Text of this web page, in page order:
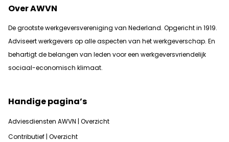
Over AWVN
De grootste werkgeversvereniging van Nederland. Opgericht in 1919.
Adviseert werkgevers op alle aspecten van het werkgeverschap. En
behartigt de belangen van leden voor een werkgeversvriendelijk
sociaal-economisch klimaat.
Handige pagina’s
Adviesdiensten AWVN | Overzicht
Contributief | Overzicht